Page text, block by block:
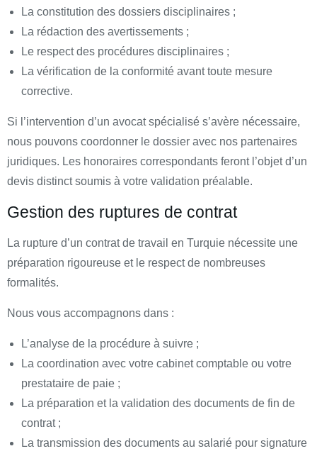
La constitution des dossiers disciplinaires ;
La rédaction des avertissements ;
Le respect des procédures disciplinaires ;
La vérification de la conformité avant toute mesure
corrective.
Si l’intervention d’un avocat spécialisé s’avère nécessaire,
nous pouvons coordonner le dossier avec nos partenaires
juridiques. Les honoraires correspondants feront l’objet d’un
devis distinct soumis à votre validation préalable.
Gestion des ruptures de contrat
La rupture d’un contrat de travail en Turquie nécessite une
préparation rigoureuse et le respect de nombreuses
formalités.
Nous vous accompagnons dans :
L’analyse de la procédure à suivre ;
La coordination avec votre cabinet comptable ou votre
prestataire de paie ;
La préparation et la validation des documents de fin de
contrat ;
La transmission des documents au salarié pour signature